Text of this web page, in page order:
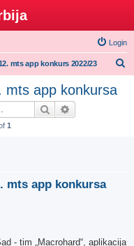
Login
mts app konkurs 2022/23
mts app konkursa
Search
1
mts app konkursa
- tim „Macrohard“, aplikacija